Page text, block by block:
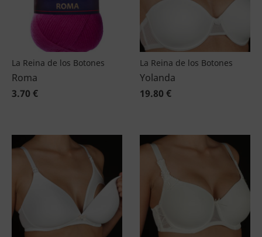
La Reina de los Botones
Roma
3.70 €
La Reina de los Botones
Yolanda
19.80 €